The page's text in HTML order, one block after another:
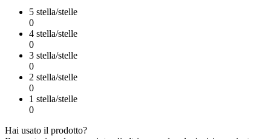
5 stella/stelle
0
4 stella/stelle
0
3 stella/stelle
0
2 stella/stelle
0
1 stella/stelle
0
Hai usato il prodotto?